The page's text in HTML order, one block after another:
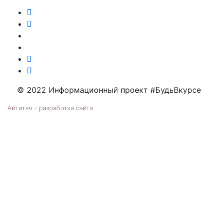
© 2022 Информационный проект #БудьВкурсе
Айтитач - разработка сайта